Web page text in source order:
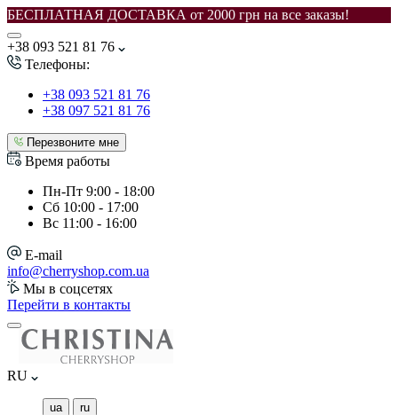
БЕСПЛАТНАЯ ДОСТАВКА от 2000 грн на все заказы!
+38 093 521 81 76
Телефоны:
+38 093 521 81 76
+38 097 521 81 76
Перезвоните мне
Время работы
Пн-Пт 9:00 - 18:00
Сб 10:00 - 17:00
Вс 11:00 - 16:00
E-mail
info@cherryshop.com.ua
Мы в соцсетях
Перейти в контакты
RU
ua ru